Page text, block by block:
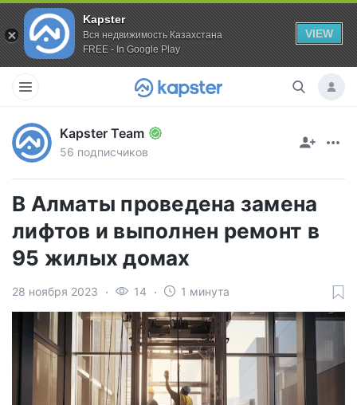
Kapster
Вся недвижимость Казахстана
FREE - In Google Play
VIEW
Kapster Team
56 подписчиков
В Алматы проведена замена
лифтов и выполнен ремонт в
95 жилых домах
28 ноября 2023 14 1 минута